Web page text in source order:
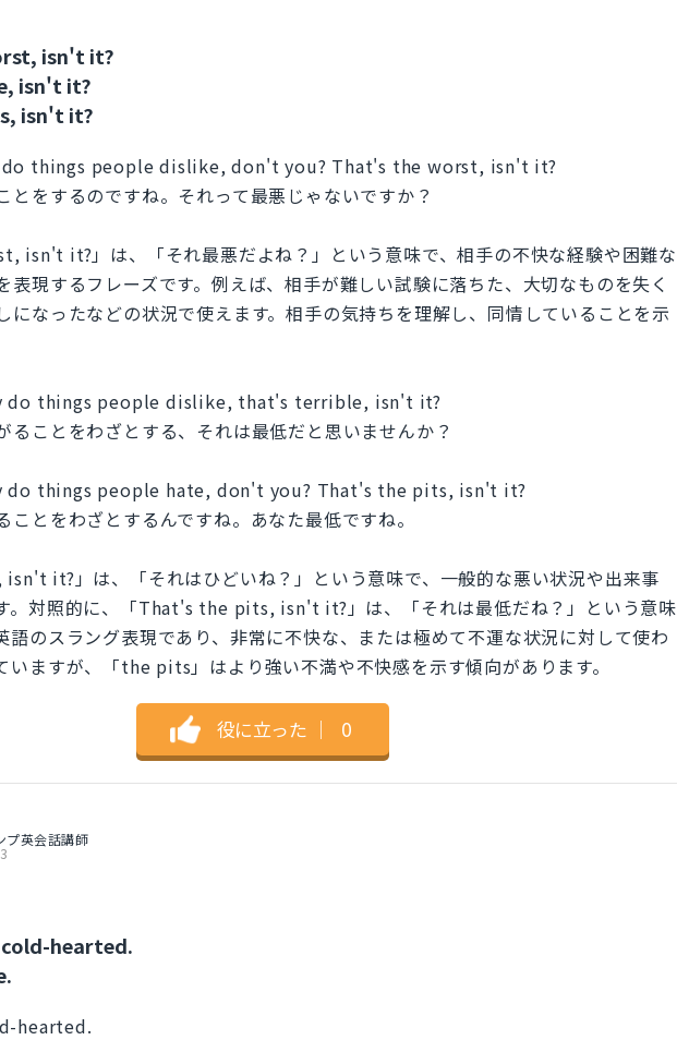
isn't it?
isn't it?
isn't it?
things people dislike, don't you? That's the worst, isn't it?
とをするのですね。それって最悪じゃないですか？
isn't it?」は、「それ最悪だよね？」という意味で、相手の不快な経験や困難な
表現するフレーズです。例えば、相手が難しい試験に落ちた、大切なものを失く
になったなどの状況で使えます。相手の気持ちを理解し、同情していることを示
do things people dislike, that's terrible, isn't it?
ることをわざとする、それは最低だと思いませんか？
things people hate, don't you? That's the pits, isn't it?
ことをわざとするんですね。あなた最低ですね。
it?」は、「それはひどいね？」という意味で、一般的な悪い状況や出来事
。対照的に、「That's the pits, isn't it?」は、「それは最低だね？」という意味
語のスラング表現であり、非常に不快な、または極めて不運な状況に対して使わ
いますが、「the pits」はより強い不満や不快感を示す傾向があります。
役に立った ｜ 0
プ英会話講師
hearted.
hearted.